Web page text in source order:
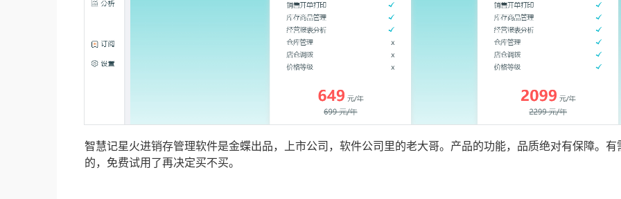
智慧记星火进销存管理软件是金蝶出品，上市公司，软件公司里的老大哥。产品的功能，品质绝对有保障。有
的，免费试用了再决定买不买。